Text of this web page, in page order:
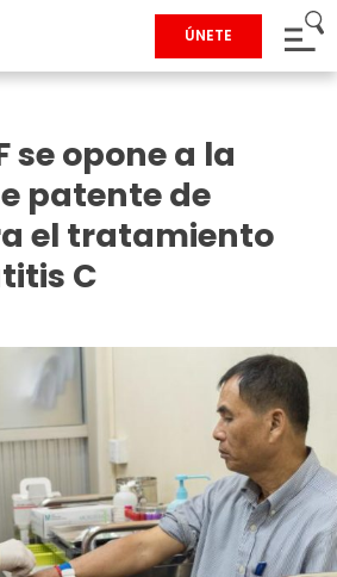
ÚNETE
se opone a la
patente de
el tratamiento
C